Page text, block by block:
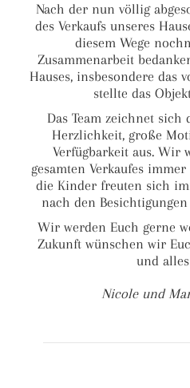
Nach der nun völlig
des Verkaufs unseres
diesem Wege
Zusammenarbeit
Hauses, insbesondere das
stellte das
Das Team zeichnet
Herzlichkeit, große
Verfügbarkeit aus. Wir
gesamten Verkaufes
die Kinder freuten sich
nach den
Wir werden Euch gerne
Zukunft wünschen wir
und
Nicole und